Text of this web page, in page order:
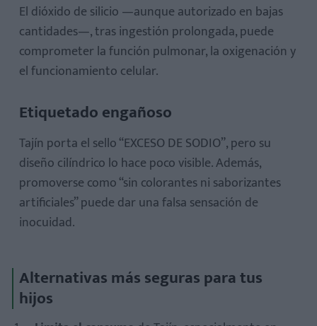
El dióxido de silicio —aunque autorizado en bajas
cantidades—, tras ingestión prolongada, puede
comprometer la función pulmonar, la oxigenación y
el funcionamiento celular.
Etiquetado engañoso
Tajín porta el sello “EXCESO DE SODIO”, pero su
diseño cilíndrico lo hace poco visible. Además,
promoverse como “sin colorantes ni saborizantes
artificiales” puede dar una falsa sensación de
inocuidad.
Alternativas más seguras para tus
hijos